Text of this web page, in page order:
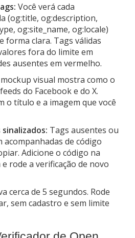
Você verá cada
(og:title, og:description,
og:site_name, og:locale)
forma clara. Tags válidas
fora do limite em
ausentes em vermelho.
visual mostra como o
do Facebook e do X.
o título e a imagem que você
Tags ausentes ou
acompanhadas de código
Adicione o código na
rode a verificação de novo
cerca de 5 segundos. Rode
sem cadastro e sem limite